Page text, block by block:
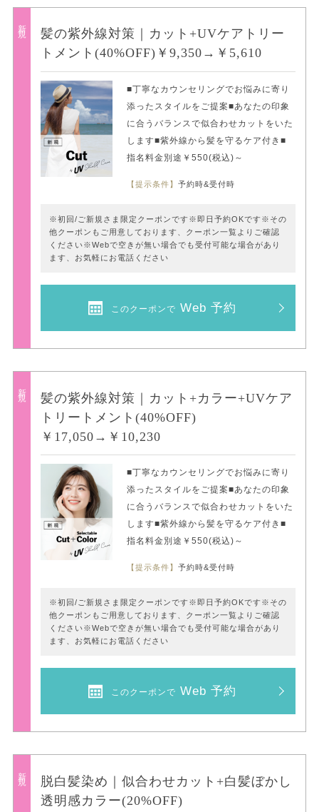
新規
髪の紫外線対策｜カット+UVケアトリー
トメント(40%OFF)￥9,350→￥5,610
■丁寧なカウンセリングでお悩みに寄り
添ったスタイルをご提案■あなたの印象
に合うバランスで似合わせカットをいた
します■紫外線から髪を守るケア付き■
指名料金別途￥550(税込)～
【提示条件】予約時&受付時
※初回/ご新規さま限定クーポンです※即日予約OKです※その
他クーポンもご用意しております、クーポン一覧よりご確認
ください※Webで空きが無い場合でも受付可能な場合があり
ます、お気軽にお電話ください
このクーポンで Web 予約
新規
髪の紫外線対策｜カット+カラー+UVケア
トリートメント(40%OFF)
￥17,050→￥10,230
■丁寧なカウンセリングでお悩みに寄り
添ったスタイルをご提案■あなたの印象
に合うバランスで似合わせカットをいた
します■紫外線から髪を守るケア付き■
指名料金別途￥550(税込)～
【提示条件】予約時&受付時
※初回/ご新規さま限定クーポンです※即日予約OKです※その
他クーポンもご用意しております、クーポン一覧よりご確認
ください※Webで空きが無い場合でも受付可能な場合があり
ます、お気軽にお電話ください
このクーポンで Web 予約
新規
脱白髪染め｜似合わせカット+白髪ぼかし
透明感カラー(20%OFF)